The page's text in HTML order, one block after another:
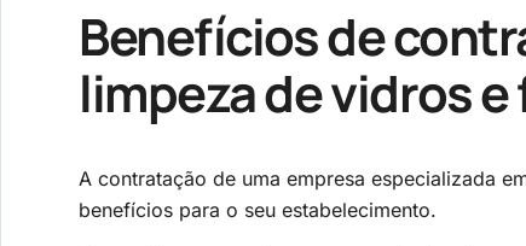
Benefícios de
limpeza de vidros
A contratação de uma empresa especializada
benefícios para o seu estabelecimento.